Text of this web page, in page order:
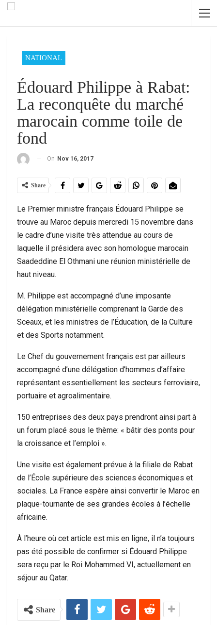
NATIONAL
Édouard Philippe à Rabat:
La reconquête du marché
marocain comme toile de
fond
On Nov 16, 2017
Share
Le Premier ministre français Édouard Philippe se
trouve au Maroc depuis mercredi 15 novembre dans
le cadre d’une visite très attendue au cours de
laquelle il présidera avec son homologue marocain
Saadeddine El Othmani une réunion ministérielle de
haut niveau.
M. Philippe est accompagné d’une imposante
délégation ministérielle comprenant la Garde des
Sceaux, et les ministres de l’Éducation, de la Culture
et des Sports notamment.
Le Chef du gouvernement français est par ailleurs
accompagné d’une délégation d’hommes d’affaire
représentant essentiellement les secteurs ferroviaire,
portuaire et agroalimentaire.
150 entreprises des deux pays prendront ainsi part à
un forum placé sous le thème: « bâtir des ponts pour
la croissance et l’emploi ».
Une visite est également prévue à la filiale de Rabat
de l’École supérieure des sciences économiques et
sociales. La France espère ainsi convertir le Maroc en
plaque-tournante de ses grandes écoles à l’échelle
africaine.
À l’heure où cet article est mis en ligne, il n’a toujours
pas été possible de confirmer si Édouard Philippe
sera reçu par le Roi Mohammed VI, actuellement en
séjour au Qatar.
Share